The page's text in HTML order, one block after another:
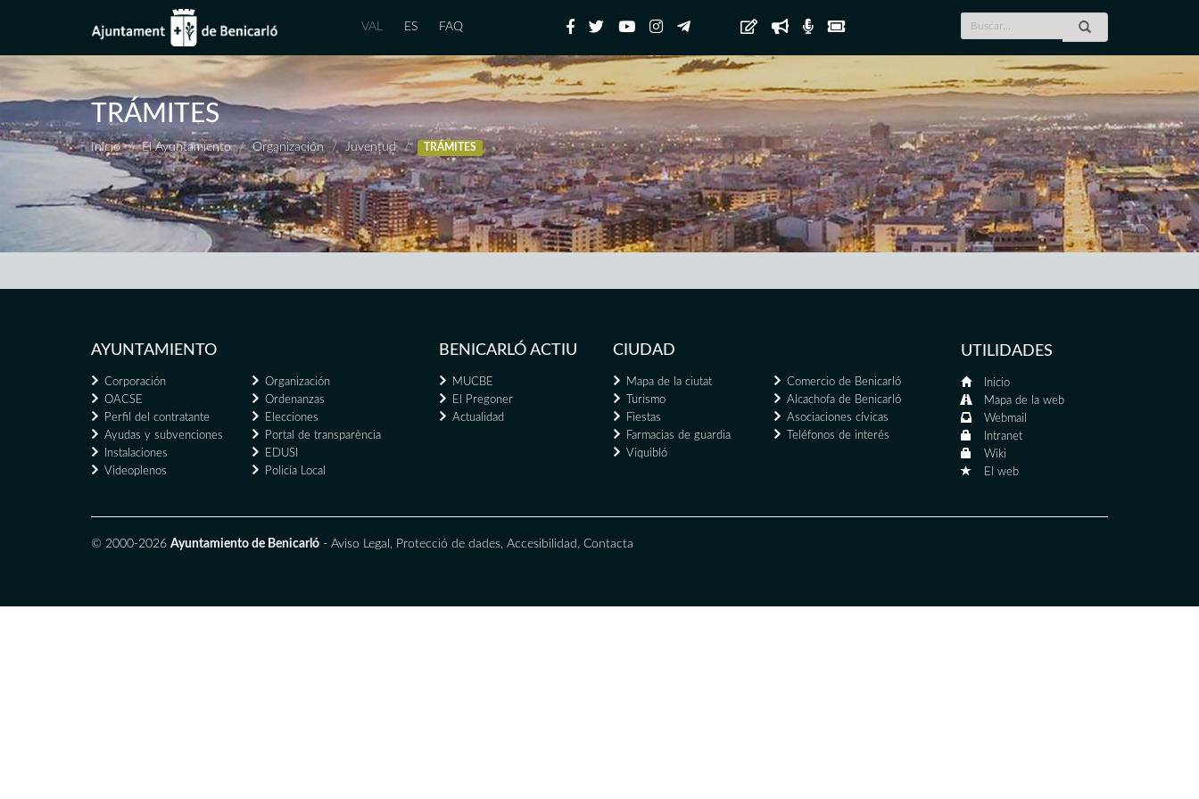
VAL ES FAQ
TRÁMITES
Inicio El Ayuntamiento Organización Juventud TRÁMITES
AYUNTAMIENTO
Corporación
Organización
OACSE
Ordenanzas
Perfil del contratante
Elecciones
Ayudas y subvenciones
Portal de transparència
Instalaciones
EDUSI
Videoplenos
Policía Local
BENICARLÓ ACTIU
MUCBE
El Pregoner
Actualidad
CIUDAD
Mapa de la ciutat
Comercio de Benicarló
Turismo
Alcachofa de Benicarló
Fiestas
Asociaciones cívicas
Farmacias de guardia
Teléfonos de interés
Viquibló
UTILIDADES
Inicio
Mapa de la web
Webmail
Intranet
Wiki
El web
© 2000-2026 Ayuntamiento de Benicarló - Aviso Legal , Protecció de dades, Accesibilidad , Contacta